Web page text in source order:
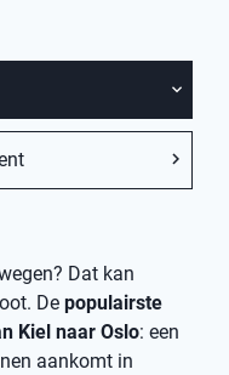
Dat kan
De populairste
Kiel naar Oslo: een
aankomt in